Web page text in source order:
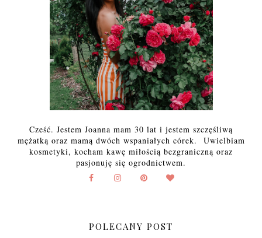
Cześć. Jestem Joanna mam 30 lat i jestem szczęśliwą
mężatką oraz mamą dwóch wspaniałych córek. Uwielbiam
kosmetyki, kocham kawę miłością bezgraniczną oraz
pasjonuję się ogrodnictwem.
POLECANY POST